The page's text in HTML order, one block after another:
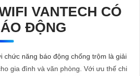
VANTECH CÓ
ĐỘNG
chức năng báo động chống trộm là giải
gia đình và văn phòng. Với ưu thế chi